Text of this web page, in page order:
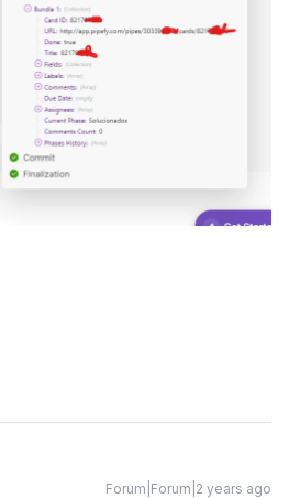
Forum|Forum|2 years ago